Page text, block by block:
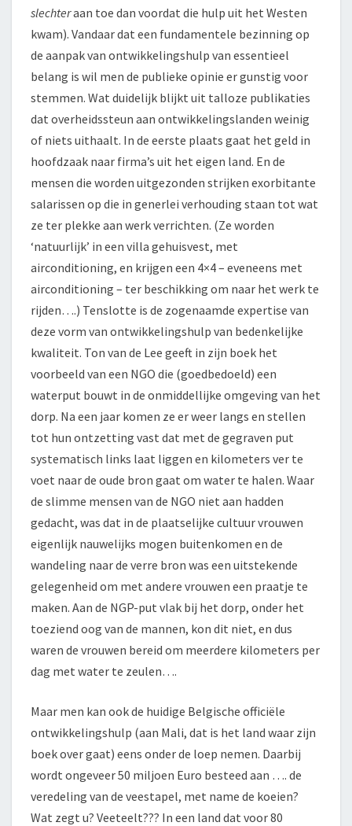
slechteraan toe dan voordat die hulp uit het Westen
kwam). Vandaar dat een fundamentele bezinning op
de aanpak van ontwikkelingshulp van essentieel
belang is wil men de publieke opinie er gunstig voor
stemmen. Wat duidelijk blijkt uit talloze publikaties
dat overheidssteun aan ontwikkelingslanden weinig
of niets uithaalt. In de eerste plaats gaat het geld in
hoofdzaak naar firma’s uit het eigen land. En de
mensen die worden uitgezonden strijken exorbitante
salarissen op die in generlei verhouding staan tot wat
ze ter plekke aan werk verrichten. (Ze worden
‘natuurlijk’ in een villa gehuisvest, met
airconditioning, en krijgen een 4×4 – eveneens met
airconditioning – ter beschikking om naar het werk te
rijden….) Tenslotte is de zogenaamde expertise van
deze vorm van ontwikkelingshulp van bedenkelijke
kwaliteit. Ton van de Lee geeft in zijn boek het
voorbeeld van een NGO die (goedbedoeld) een
waterput bouwt in de onmiddellijke omgeving van het
dorp. Na een jaar komen ze er weer langs en stellen
tot hun ontzetting vast dat met de gegraven put
systematisch links laat liggen en kilometers ver te
voet naar de oude bron gaat om water te halen. Waar
de slimme mensen van de NGO niet aan hadden
gedacht, was dat in de plaatselijke cultuur vrouwen
eigenlijk nauwelijks mogen buitenkomen en de
wandeling naar de verre bron was een uitstekende
gelegenheid om met andere vrouwen een praatje te
maken. Aan de NGP-put vlak bij het dorp, onder het
toeziend oog van de mannen, kon dit niet, en dus
waren de vrouwen bereid om meerdere kilometers per
dag met water te zeulen….
Maar men kan ook de huidige Belgische officiële
ontwikkelingshulp (aan Mali, dat is het land waar zijn
boek over gaat) eens onder de loep nemen. Daarbij
wordt ongeveer 50 miljoen Euro besteed aan …. de
veredeling van de veestapel, met name de koeien?
Wat zegt u? Veeteelt??? In een land dat voor 80